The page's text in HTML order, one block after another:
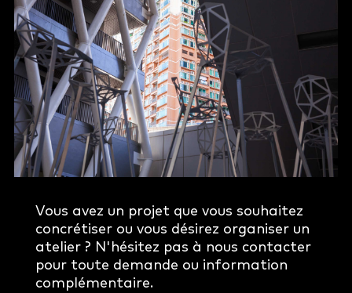
Vous avez un projet que vous souhaitez
concrétiser ou vous désirez organiser un
atelier ? N'hésitez pas à nous contacter
pour toute demande ou information
complémentaire.